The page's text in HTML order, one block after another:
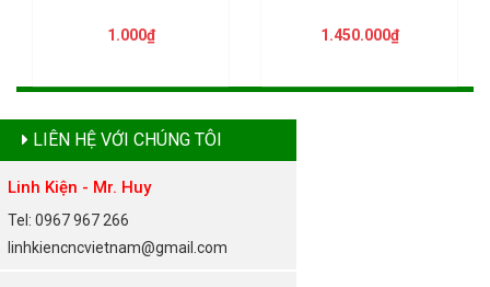
1.000₫ 1.450.000₫
LIÊN HỆ VỚI CHÚNG TÔI
Linh Kiện - Mr. Huy
Tel: 0967 967 266
linhkiencncvietnam@gmail.com